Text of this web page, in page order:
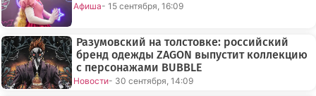
Афиша- 15 сентября, 16:09
Разумовский на толстовке: российский
бренд одежды ZAGON выпустит коллекцию
с персонажами BUBBLE
Новости- 30 сентября, 14:09